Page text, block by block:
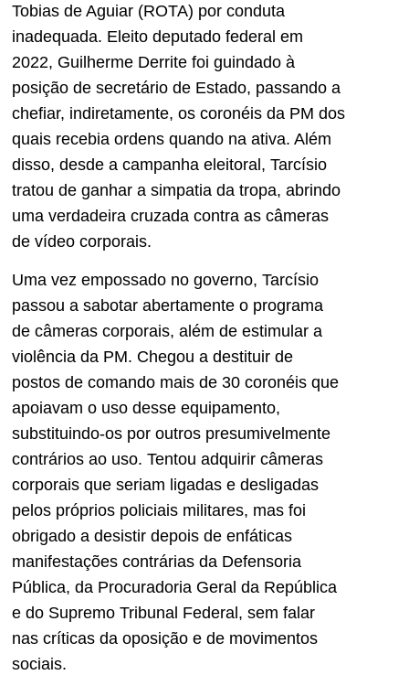
Tobias de Aguiar (ROTA) por conduta
inadequada. Eleito deputado federal em
2022, Guilherme Derrite foi guindado à
posição de secretário de Estado, passando a
chefiar, indiretamente, os coronéis da PM dos
quais recebia ordens quando na ativa. Além
disso, desde a campanha eleitoral, Tarcísio
tratou de ganhar a simpatia da tropa, abrindo
uma verdadeira cruzada contra as câmeras
de vídeo corporais.
Uma vez empossado no governo, Tarcísio
passou a sabotar abertamente o programa
de câmeras corporais, além de estimular a
violência da PM. Chegou a destituir de
postos de comando mais de 30 coronéis que
apoiavam o uso desse equipamento,
substituindo-os por outros presumivelmente
contrários ao uso. Tentou adquirir câmeras
corporais que seriam ligadas e desligadas
pelos próprios policiais militares, mas foi
obrigado a desistir depois de enfáticas
manifestações contrárias da Defensoria
Pública, da Procuradoria Geral da República
e do Supremo Tribunal Federal, sem falar
nas críticas da oposição e de movimentos
sociais.